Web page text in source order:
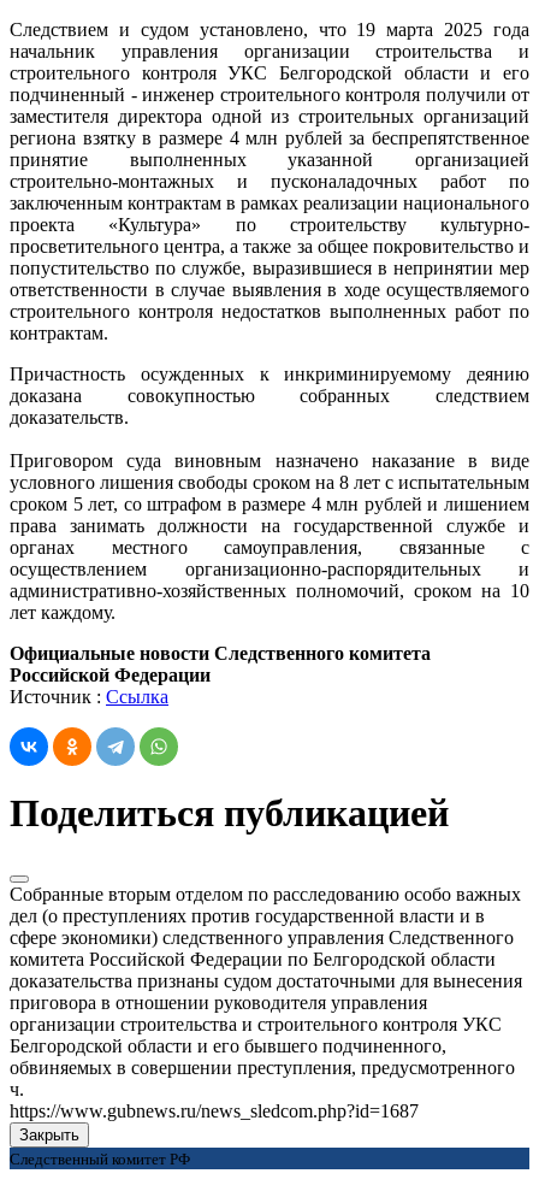
Следствием и судом установлено, что 19 марта 2025 года
начальник управления организации строительства и
строительного контроля УКС Белгородской области и его
подчиненный - инженер строительного контроля получили от
заместителя директора одной из строительных организаций
региона взятку в размере 4 млн рублей за беспрепятственное
принятие выполненных указанной организацией
строительно-монтажных и пусконаладочных работ по
заключенным контрактам в рамках реализации национального
проекта «Культура» по строительству культурно-
просветительного центра, а также за общее покровительство и
попустительство по службе, выразившиеся в непринятии мер
ответственности в случае выявления в ходе осуществляемого
строительного контроля недостатков выполненных работ по
контрактам.
Причастность осужденных к инкриминируемому деянию
доказана совокупностью собранных следствием
доказательств.
Приговором суда виновным назначено наказание в виде
условного лишения свободы сроком на 8 лет с испытательным
сроком 5 лет, со штрафом в размере 4 млн рублей и лишением
права занимать должности на государственной службе и
органах местного самоуправления, связанные с
осуществлением организационно-распорядительных и
административно-хозяйственных полномочий, сроком на 10
лет каждому.
Официальные новости Следственного комитета
Российской Федерации
Источник : Ссылка
Поделиться публикацией
Собранные вторым отделом по расследованию особо важных
дел (о преступлениях против государственной власти и в
сфере экономики) следственного управления Следственного
комитета Российской Федерации по Белгородской области
доказательства признаны судом достаточными для вынесения
приговора в отношении руководителя управления
организации строительства и строительного контроля УКС
Белгородской области и его бывшего подчиненного,
обвиняемых в совершении преступления, предусмотренного
ч.
https://www.gubnews.ru/news_sledcom.php?id=1687
Закрыть
Следственный комитет РФ